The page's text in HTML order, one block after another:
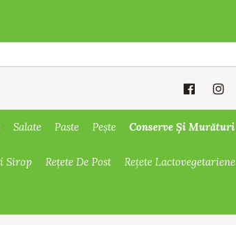
Salate Paste Pește Conserve Și Murături
Sirop Rețete De Post Rețete Lactovegetariene